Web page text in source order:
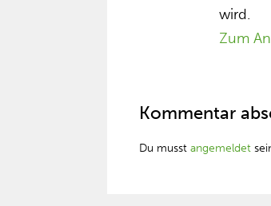
wird.
Zum
Kommentar
Du musstangemeldet